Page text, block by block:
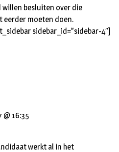
willen besluiten over die
eerder moeten doen.
sidebar_id=”sidebar-4″]
@ 16:35
werkt al in het